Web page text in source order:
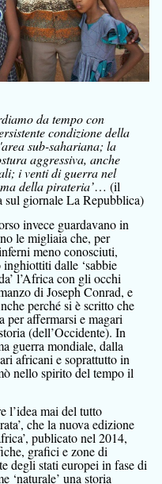
da tempo con
condizione della
sub-sahariana; la
aggressiva, anche
i venti di guerra nel
della pirateria’… (il
giornale La Repubblica)
invece guardavano in
le migliaia che, per
meno conosciuti,
dalle ‘sabbie
l’Africa con gli occhi
di Joseph Conrad, e
perché si è scritto che
per affermarsi e magari
(dell’Occidente). In
guerra mondiale, dalla
africani e soprattutto in
nello spirito del tempo il
l’idea mai del tutto
che la nuova edizione
publicato nel 2014,
grafici e zone di
degli stati europei in fase di
‘naturale’ una storia